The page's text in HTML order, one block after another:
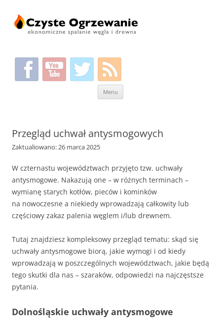
Menu
Przegląd uchwał antysmogowych
Zaktualiowano: 26 marca 2025
W czternastu województwach przyjęto tzw. uchwały
antysmogowe. Nakazują one – w różnych terminach –
wymianę starych kotłów, pieców i kominków
na nowoczesne a niekiedy wprowadzają całkowity lub
częściowy zakaz palenia węglem i/lub drewnem.
Tutaj znajdziesz kompleksowy przegląd tematu: skąd się
uchwały antysmogowe biorą, jakie wymogi i od kiedy
wprowadzają w poszczególnych województwach, jakie będą
tego skutki dla nas – szaraków, odpowiedzi na najczęstsze
pytania.
Dolnośląskie uchwały antysmogowe